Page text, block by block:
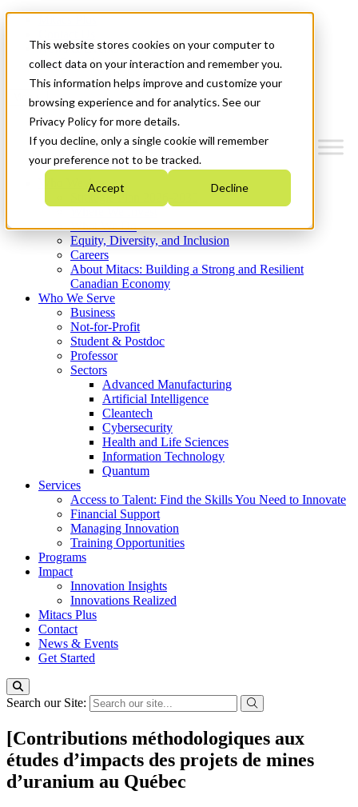
This website stores cookies on your computer to
collect data on your interaction and remember you.
This information helps improve and customize your
browsing experience and for analytics. See our
Privacy Policy for more details.
If you decline, only a single cookie will remember
your preference not to be tracked.
Accept Decline
News & Events
Get Started
Menu
Who We Are
Strategic Plan 2026-2030
What We Do
Equity, Diversity, and Inclusion
Careers
About Mitacs: Building a Strong and Resilient
Canadian Economy
Who We Serve
Business
Not-for-Profit
Student & Postdoc
Professor
Sectors
Advanced Manufacturing
Artificial Intelligence
Cleantech
Cybersecurity
Health and Life Sciences
Information Technology
Quantum
Services
Access to Talent: Find the Skills You Need to Innovate
Financial Support
Managing Innovation
Training Opportunities
Programs
Impact
Innovation Insights
Innovations Realized
Mitacs Plus
Contact
News & Events
Get Started
Search our Site:
[Contributions méthodologiques aux
études d’impacts des projets de mines
d’uranium au Québec